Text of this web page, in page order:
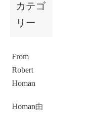
カテゴ
リー
From
Robert
Homan
Homan由